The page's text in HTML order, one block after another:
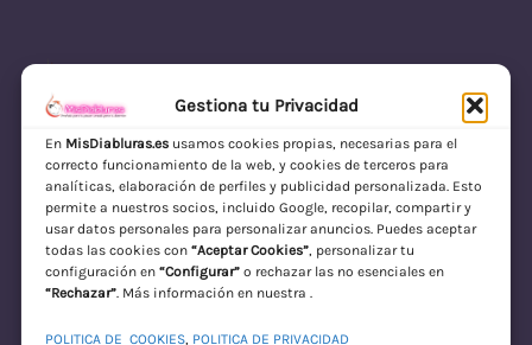
Gestiona tu Privacidad
En MisDiabluras.esusamos cookies propias, necesarias para el
correcto funcionamiento de la web, y cookies de terceros para
analíticas, elaboración de perfiles y publicidad personalizada. Esto
permite a nuestros socios, incluido Google, recopilar, compartir y
usar datos personales para personalizar anuncios. Puedes aceptar
todas las cookies con “Aceptar Cookies”, personalizar tu
configuración en “Configurar”o rechazar las no esenciales en
“Rechazar”. Más información en nuestra .
POLITICA DE COOKIES, POLITICA DE PRIVACIDAD
MisDiabluras | Sexshop Online con Envío
Discreto en España
Acceder